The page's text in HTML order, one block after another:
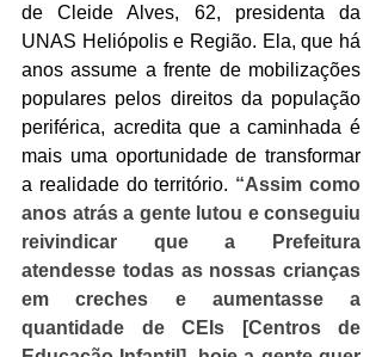
de Cleide Alves, 62, presidenta da
UNAS Heliópolis e Região. Ela, que há
anos assume a frente de mobilizações
populares pelos direitos da população
periférica, acredita que a caminhada é
mais uma oportunidade de transformar
a realidade do território. “Assim como
anos atrás a gente lutou e conseguiu
reivindicar que a Prefeitura
atendesse todas as nossas crianças
em creches e aumentasse a
quantidade de CEIs [Centros de